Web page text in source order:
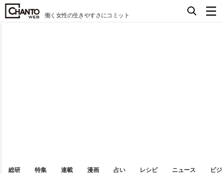
働く女性の生きやすさにコミット
総研 特集 連載 漫画 占い レシピ ニュース ビ